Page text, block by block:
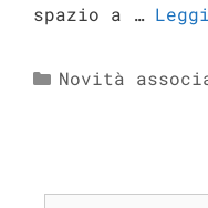
spazio a …
Novità